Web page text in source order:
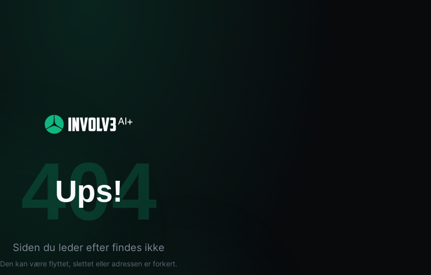
404
Ups!
Siden du leder efter findes ikke
Den kan være flyttet, slettet eller adressen er forkert.